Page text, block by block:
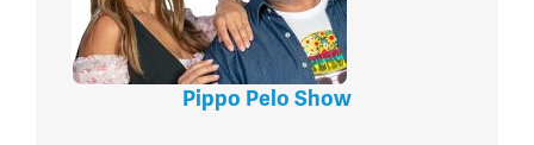
Pippo Pelo Show